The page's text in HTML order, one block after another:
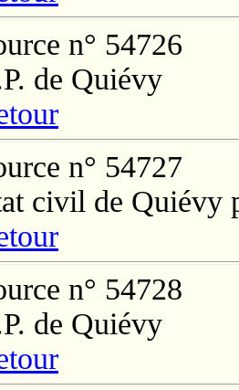
n° 54726
de Quiévy
n° 54727
civil de Quiévy
n° 54728
de Quiévy